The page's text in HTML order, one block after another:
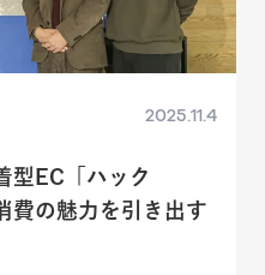
2025.11.4
型EC「ハック
の魅力を引き出す